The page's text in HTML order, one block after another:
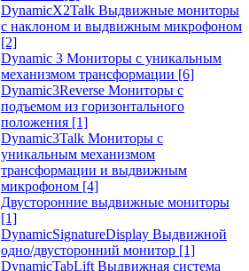
DynamicX2Talk Выдвижные мониторы
с наклоном и выдвижным микрофоном
[2]
Dynamic 3 Мониторы с уникальным
механизмом трансформации [6]
Dynamic3Reverse Мониторы с
подъемом из горизонтального
положения [1]
Dynamic3Talk Мониторы с
уникальным механизмом
трансформации и выдвижным
микрофоном [4]
Двусторонние выдвижные мониторы
[1]
DynamicSignatureDisplay Выдвижной
одно/двусторонний монитор [1]
DynamicTabLift Выдвижная система